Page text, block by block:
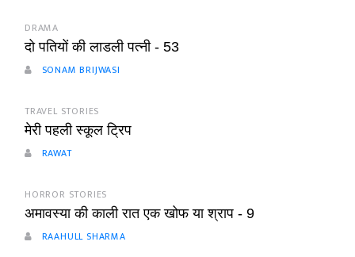
DRAMA
दो पतियों की लाडली पत्नी - 53
SONAM BRIJWASI
TRAVEL STORIES
मेरी पहली स्कूल ट्रिप
RAWAT
HORROR STORIES
अमावस्या की काली रात एक खोफ या श्राप - 9
RAAHULL SHARMA